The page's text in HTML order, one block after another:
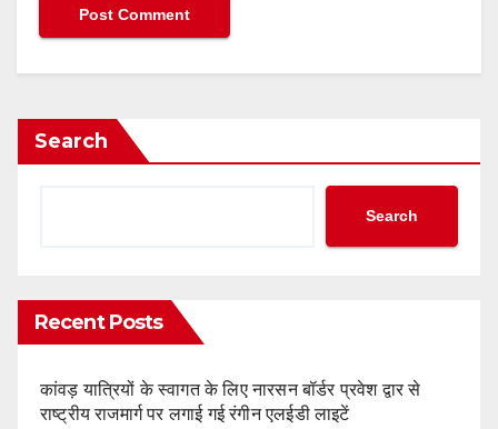
Search
Search
Recent Posts
कांवड़ यात्रियों के स्वागत के लिए नारसन बॉर्डर प्रवेश द्वार से
राष्ट्रीय राजमार्ग पर लगाई गई रंगीन एलईडी लाइटें